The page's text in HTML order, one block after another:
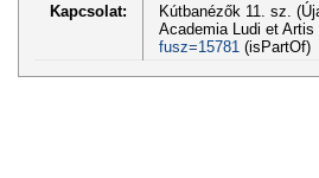
Kapcsolat:
Kútbanézők 11. sz.
Academia Ludi et Artis
fusz=15781 (isPartOf)